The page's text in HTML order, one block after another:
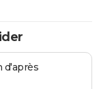
d'après